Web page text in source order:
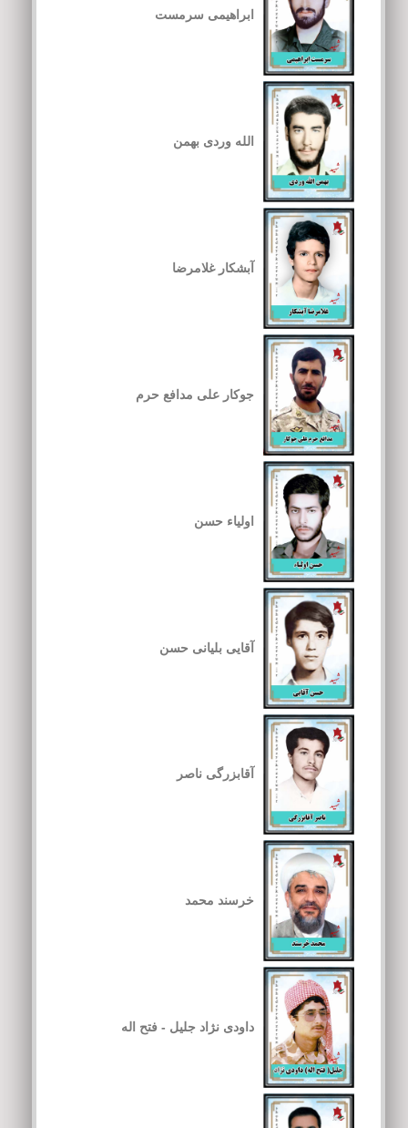
ابراهیمی سرمست
الله وردی بهمن
آبشکار غلامرضا
جوکار علی مدافع حرم
اولیاء حسن
آقایی بلیانی حسن
آقابزرگی ناصر
خرسند محمد
داودی نژاد جلیل - فتح اله